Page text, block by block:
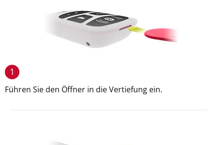
1
Führen Sie den Öffner in die Vertiefung ein.